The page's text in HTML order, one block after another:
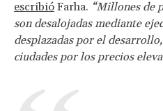
escribió Farha. “Millones de
son desalojadas mediante
desplazadas por el
ciudades por los precios